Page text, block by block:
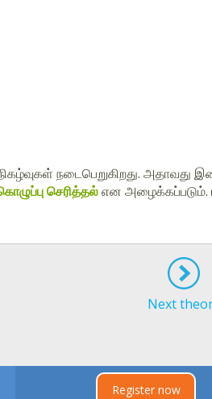
நடைபெறுகிறது. அதாவது
செரித்தல்என
Next
Register now